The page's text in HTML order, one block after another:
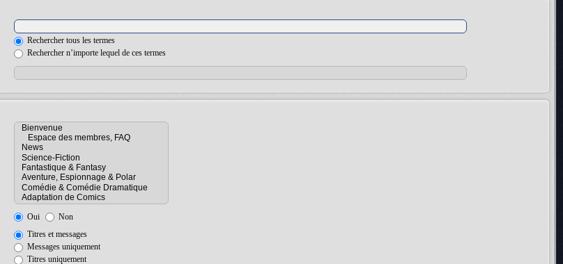
Rechercher tous les termes
Rechercher n’importe lequel de ces termes
Oui
Non
Titres et messages
Messages uniquement
Titres uniquement